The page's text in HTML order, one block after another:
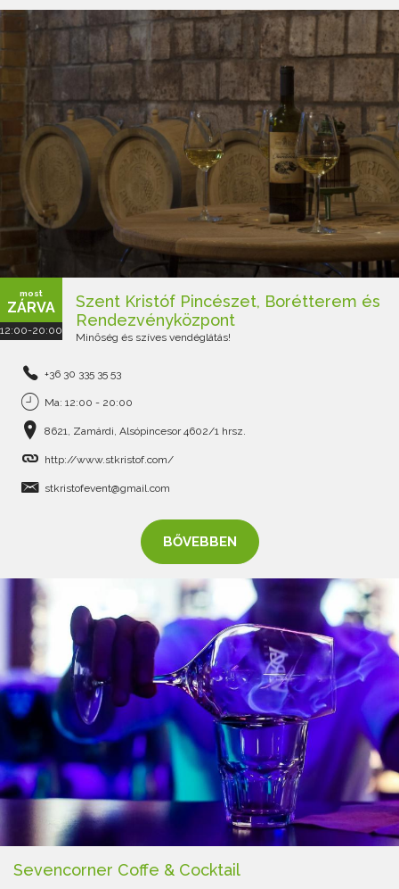
most
ZÁRVA
12:00-20:00
Szent Kristóf Pincészet, Borétterem és
Rendezvényközpont
Minőség és szíves vendéglátás!
+36 30 335 35 53
Ma: 12:00 - 20:00
8621, Zamárdi, Alsópincesor 4602/1 hrsz.
http://www.stkristof.com/
stkristofevent@gmail.com
BŐVEBBEN
Sevencorner Coffe & Cocktail